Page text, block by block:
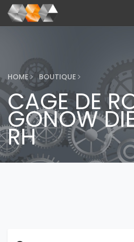
HOME BOUTIQUE
CAGE DE
GONOW
RH